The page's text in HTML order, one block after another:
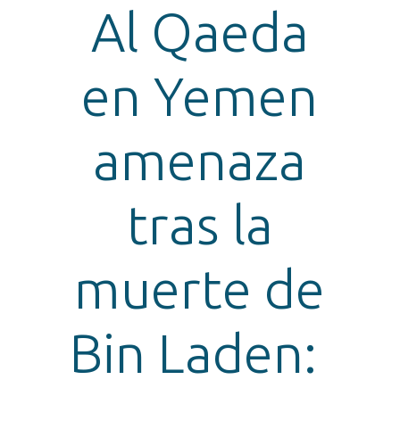
alimentado,
tomó
fuerzas
sobre
pueblos…
Al Qaeda
en Yemen
amenaza
tras la
muerte de
Bin Laden: